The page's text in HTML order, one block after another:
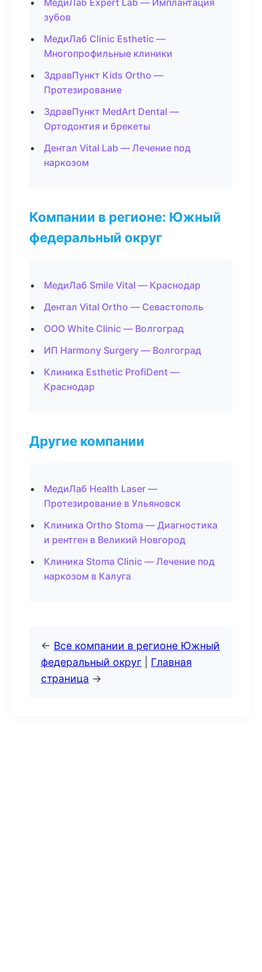
МедиЛаб Expert Lab — Имплантация
зубов
МедиЛаб Clinic Esthetic —
Многопрофильные клиники
ЗдравПункт Kids Ortho —
Протезирование
ЗдравПункт MedArt Dental —
Ортодонтия и брекеты
Дентал Vital Lab — Лечение под
наркозом
Компании в регионе: Южный
федеральный округ
МедиЛаб Smile Vital — Краснодар
Дентал Vital Ortho — Севастополь
ООО White Clinic — Волгоград
ИП Harmony Surgery — Волгоград
Клиника Esthetic ProfiDent —
Краснодар
Другие компании
МедиЛаб Health Laser —
Протезирование в Ульяновск
Клиника Ortho Stoma — Диагностика
и рентген в Великий Новгород
Клиника Stoma Clinic — Лечение под
наркозом в Калуга
← Все компании в регионе Южный
федеральный округ
Главная
страница →